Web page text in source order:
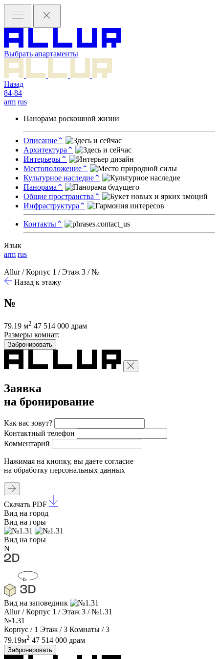
Выбрать апартаменты
Назад
84-84
arm rus
Панорама роскошной жизни
Описание⌃
Архитектура ⌃
Интерьеры⌃
Местоположение⌃
Культурное наследие⌃
Панорама ⌃
Общие пространства ⌃
Инфраструктура ⌃
Контакты⌃
Язык
arm rus
Allur/Корпус 1 /Этаж 3 / №
Назад к этажу
№
79.19 м2 47 514 000 драм
Размеры комнат:
Забронировать
Заявка
на бронирование
Как вас зовут?
Контактный телефон
Комментарий
Нажимая на кнопку, вы даете согласие
на обработку персональных данных
Скачать PDF
Вид на город
Вид на горы
Вид на горы
N
Вид на заповедник
Allur/Корпус 1 /Этаж 3 / №1.31
№1.31
Корпус / 1 Этаж / 3 Комнаты / 3
79.19м2 47 514 000 драм
Забронировать